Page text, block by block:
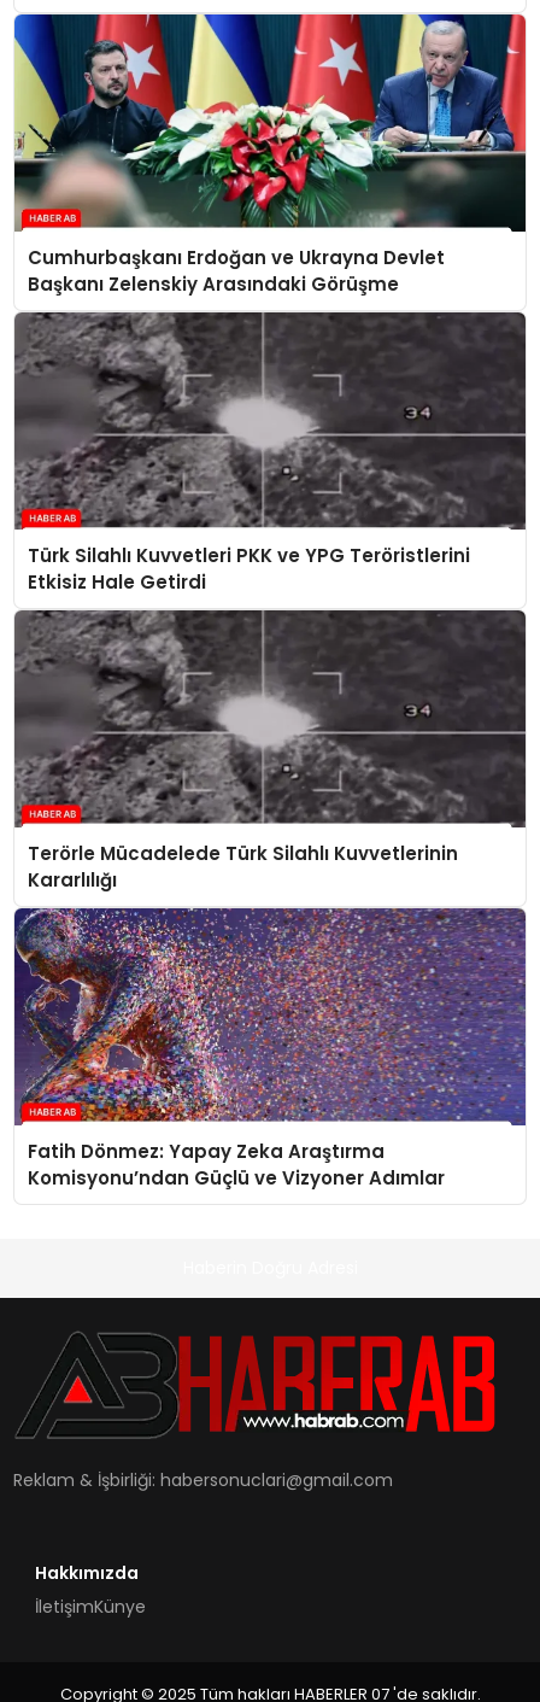
Cumhurbaşkanı Erdoğan ve Ukrayna Devlet
Başkanı Zelenskiy Arasındaki Görüşme
Türk Silahlı Kuvvetleri PKK ve YPG Teröristlerini
Etkisiz Hale Getirdi
Terörle Mücadelede Türk Silahlı Kuvvetlerinin
Kararlılığı
Fatih Dönmez: Yapay Zeka Araştırma
Komisyonu’ndan Güçlü ve Vizyoner Adımlar
Reklam & İşbirliği:habersonuclari@gmail.com
Hakkımızda
İletişimKünye
Copyright © 2025 Tüm hakları HABERLER 07 'de saklıdır.